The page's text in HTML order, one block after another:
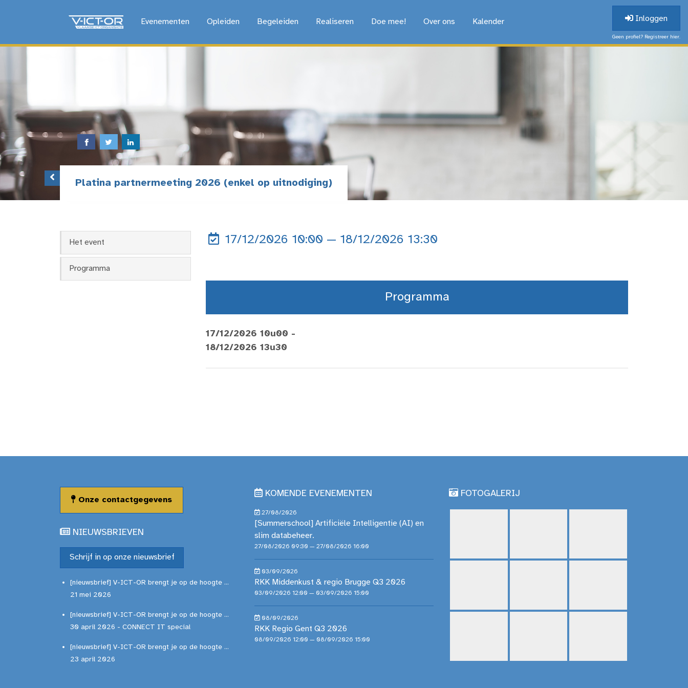
Evenementen Opleiden Begeleiden Realiseren Doe mee! Over ons Kalender Inloggen
Geen profiel? Registreer hier.
Platina partnermeeting 2026 (enkel op uitnodiging)
Het event
Programma
17/12/2026 10:00 — 18/12/2026 13:30
Programma
17/12/2026 10u00 -
18/12/2026 13u30
Onze contactgegevens
NIEUWSBRIEVEN
Schrijf in op onze nieuwsbrief
[nieuwsbrief] V-ICT-OR brengt je op de hoogte ...
21 mei 2026
[nieuwsbrief] V-ICT-OR brengt je op de hoogte ...
30 april 2026 - CONNECT IT special
[nieuwsbrief] V-ICT-OR brengt je op de hoogte ...
23 april 2026
KOMENDE EVENEMENTEN
27/08/2026
[Summerschool] Artificiële Intelligentie (AI) en
slim databeheer.
27/08/2026 09:30 — 27/08/2026 16:00
03/09/2026
RKK Middenkust & regio Brugge Q3 2026
03/09/2026 12:00 — 03/09/2026 15:00
08/09/2026
RKK Regio Gent Q3 2026
08/09/2026 12:00 — 08/09/2026 15:00
FOTOGALERIJ